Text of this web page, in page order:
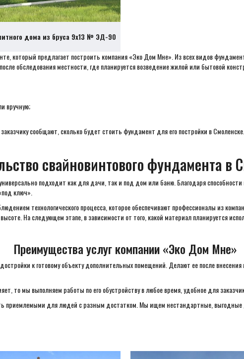
дома из бруса 9х13 № ЭД-90
который предлагает построить компания «Эко Дом Мне». Из всех видов
обследования местности, где планируется возведение жилой или бытовой
вручную;
сообщают, сколько будет стоить фундамент для его постройки в
свайновинтового фундамента в
подходит как для дачи, так и под дом или баню. Благодаря
ключ».
технологического процесса, которое обеспечивают профессионалы из
На следующем этапе, в зависимости от того, какой материал планируется
Преимущества услуг компании «Эко Дом Мне»
к готовому объекту дополнительных помещений. Делают ее после
то мы выполняем работы по его обустройству в любое время, удобное для
приемлемыми для людей с разным достатком. Мы ищем нестандартные,